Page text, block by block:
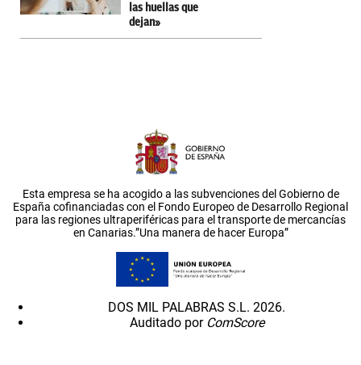
las huellas que
dejan»
Esta empresa se ha acogido a las subvenciones del Gobierno de
España cofinanciadas con el Fondo Europeo de Desarrollo Regional
para las regiones ultraperiféricas para el transporte de mercancías
en Canarias.”Una manera de hacer Europa”
DOS MIL PALABRAS S.L. 2026.
Auditado por ComScore